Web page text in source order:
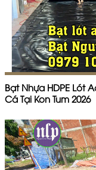
Bạt Nhựa HDPE Lót
Cá Tại Kon Tum 2026